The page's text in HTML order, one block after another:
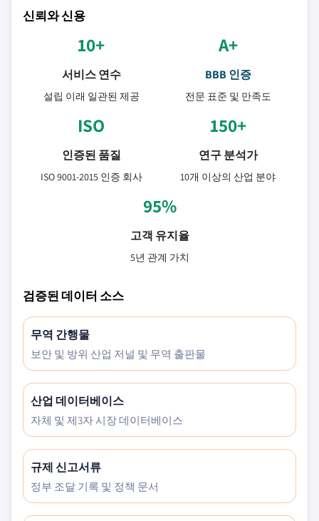
신뢰와 신용
10+
서비스 연수
설립 이래 일관된 제공
A+
BBB 인증
전문 표준 및 만족도
ISO
인증된 품질
ISO 9001-2015 인증 회사
150+
연구 분석가
10개 이상의 산업 분야
95%
고객 유지율
5년 관계 가치
검증된 데이터 소스
무역 간행물
보안 및 방위 산업 저널 및 무역 출판물
산업 데이터베이스
자체 및 제3자 시장 데이터베이스
규제 신고서류
정부 조달 기록 및 정책 문서